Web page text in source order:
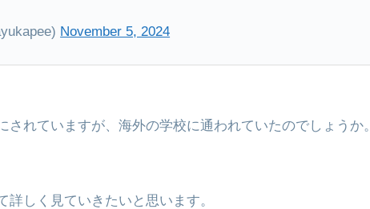
November 5, 2024
されていますが、海外の学校に通われていたのでしょうか。
しく見ていきたいと思います。